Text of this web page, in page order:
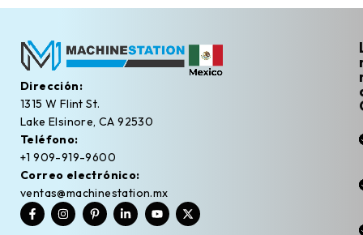
Dirección:
1315 W Flint St.
Lake Elsinore, CA 92530
Teléfono:
+1 909-919-9600
Correo electrónico:
ventas@machinestation.mx